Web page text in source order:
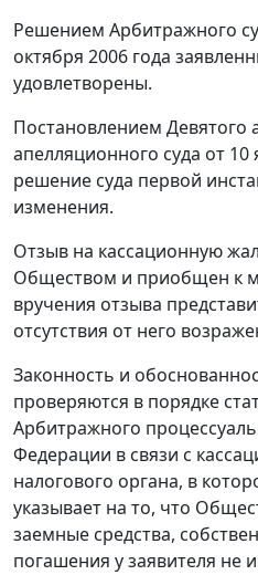
Решением Арбитражного
октября 2006 года
удовлетворены.
Постановлением Девятого
апелляционного суда от 10
решение суда первой
изменения.
Отзыв на кассационную
Обществом и приобщен к
вручения отзыва
отсутствия от него
Законность и
проверяются в порядке
Арбитражного
Федерации в связи с
налогового органа, в
указывает на то, что
заемные средства,
погашения у заявителя не